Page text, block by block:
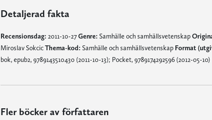
Detaljerad fakta
Recensionsdag: 2011-10-27Genre: Samhälle och samhällsvetenskap
Miroslav SokcicThema-kod: Samhälle och samhällsvetenskap Format
bok, epub2, 9789143510430 (2011-10-13); Pocket, 9789174292596 (2012-05-10)
Fler böcker av författaren